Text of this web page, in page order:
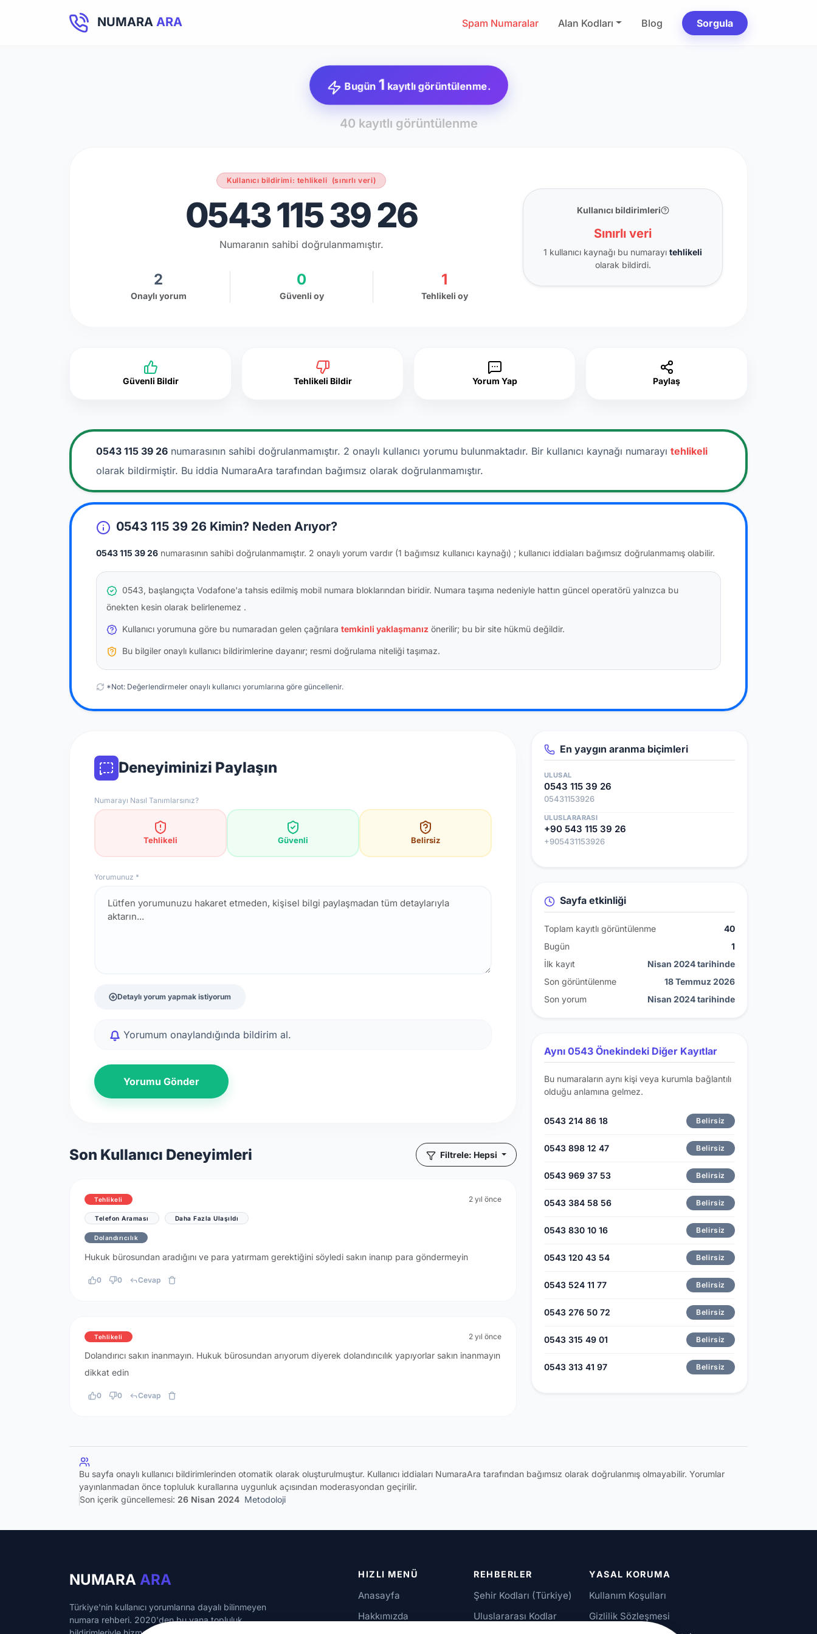
NUMARA ARA Spam Numaralar Alan Kodları Blog Sorgula
Bugün1 kayıtlı görüntülenme.
40 kayıtlı görüntülenme
Kullanıcı bildirimi: tehlikeli (sınırlı veri)
0543 115 39 26
Numaranın sahibi doğrulanmamıştır.
2
Onaylı yorum
0
Güvenli oy
1
Tehlikeli oy
Kullanıcı bildirimleri
Sınırlı veri
1 kullanıcı kaynağı bu numarayıtehlikeli
olarak bildirdi.
Güvenli Bildir Tehlikeli Bildir Yorum Yap Paylaş
0543 115 39 26 numarasının sahibi doğrulanmamıştır. 2 onaylı kullanıcı yorumu bulunmaktadır. Bir kullanıcı kaynağı numarayı tehlikeli
olarak bildirmiştir. Bu iddia NumaraAra tarafından bağımsız olarak doğrulanmamıştır.
0543 115 39 26 Kimin? Neden Arıyor?
0543 115 39 26 numarasının sahibi doğrulanmamıştır. 2 onaylı yorum vardır (1 bağımsız kullanıcı kaynağı) ; kullanıcı iddiaları bağımsız doğrulanmamış olabilir.
0543, başlangıçta Vodafone'a tahsis edilmiş mobil numara bloklarından biridir. Numara taşıma nedeniyle hattın güncel operatörü yalnızca bu
önekten kesin olarak belirlenemez .
Kullanıcı yorumuna göre bu numaradan gelen çağrılara temkinli yaklaşmanız önerilir; bu bir site hükmü değildir.
Bu bilgiler onaylı kullanıcı bildirimlerine dayanır; resmi doğrulama niteliği taşımaz.
*Not: Değerlendirmeler onaylı kullanıcı yorumlarına göre güncellenir.
Deneyiminizi Paylaşın
Numarayı Nasıl Tanımlarsınız?
Tehlikeli Güvenli Belirsiz
Yorumunuz *
Detaylı yorum yapmak istiyorum
Yorumum onaylandığında bildirim al.
Yorumu Gönder
Son Kullanıcı Deneyimleri Filtrele: Hepsi
Tehlikeli 2 yıl önce
Telefon Araması Daha Fazla Ulaşıldı
Dolandırıcılık
Hukuk bürosundan aradığını ve para yatırmam gerektiğini söyledi sakın inanıp para göndermeyin
0 0 Cevap
Tehlikeli 2 yıl önce
Dolandırıcı sakın inanmayın. Hukuk bürosundan arıyorum diyerek dolandırıcılık yapıyorlar sakın inanmayın
dikkat edin
0 0 Cevap
En yaygın aranma biçimleri
ULUSAL
0543 115 39 26
05431153926
ULUSLARARASI
+90 543 115 39 26
+905431153926
Sayfa etkinliği
Toplam kayıtlı görüntülenme
40
Bugün
1
İlk kayıt
Nisan 2024 tarihinde
Son görüntülenme
18 Temmuz 2026
Son yorum
Nisan 2024 tarihinde
Aynı 0543 Önekindeki Diğer Kayıtlar
Bu numaraların aynı kişi veya kurumla bağlantılı
olduğu anlamına gelmez.
0543 214 86 18 Belirsiz
0543 898 12 47 Belirsiz
0543 969 37 53 Belirsiz
0543 384 58 56 Belirsiz
0543 830 10 16 Belirsiz
0543 120 43 54 Belirsiz
0543 524 11 77 Belirsiz
0543 276 50 72 Belirsiz
0543 315 49 01 Belirsiz
0543 313 41 97 Belirsiz
Bu sayfa onaylı kullanıcı bildirimlerinden otomatik olarak oluşturulmuştur. Kullanıcı iddiaları NumaraAra tarafından bağımsız olarak doğrulanmış olmayabilir. Yorumlar
yayınlanmadan önce topluluk kurallarına uygunluk açısından moderasyondan geçirilir.
Son içerik güncellemesi: 26 Nisan 2024 Metodoloji
NUMARA ARA
Türkiye'nin kullanıcı yorumlarına dayalı bilinmeyen
numara rehberi. 2020'den bu yana topluluk
HIZLI MENÜ
Anasayfa
Hakkımızda
REHBERLER
Şehir Kodları (Türkiye)
Uluslararası Kodlar
YASAL KORUMA
Kullanım Koşulları
Gizlilik Sözleşmesi